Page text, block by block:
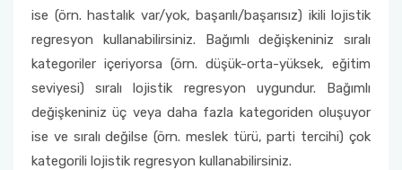
ise (örn. hastalık var/yok, başarılı/başarısız) ikili lojistik
regresyon kullanabilirsiniz. Bağımlı değişkeniniz sıralı
kategoriler içeriyorsa (örn. düşük-orta-yüksek, eğitim
seviyesi) sıralı lojistik regresyon uygundur. Bağımlı
değişkeniniz üç veya daha fazla kategoriden oluşuyor
ise ve sıralı değilse (örn. meslek türü, parti tercihi) çok
kategorili lojistik regresyon kullanabilirsiniz.